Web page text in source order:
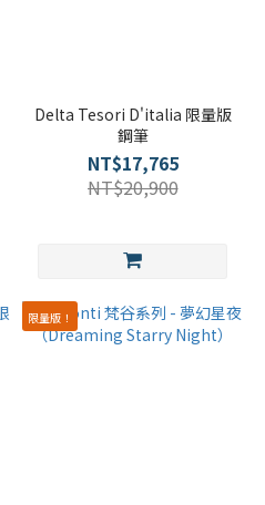
Delta Tesori D'italia 限量版
鋼筆
NT$17,765
NT$20,900
限量版！